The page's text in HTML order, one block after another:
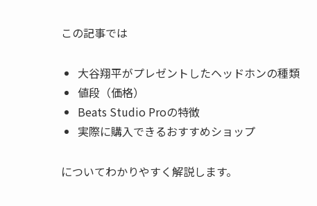
この記事では
大谷翔平がプレゼントしたヘッドホンの種類
値段（価格）
Beats Studio Proの特徴
実際に購入できるおすすめショップ
についてわかりやすく解説します。